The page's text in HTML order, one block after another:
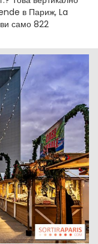
в Париж, La
само 822